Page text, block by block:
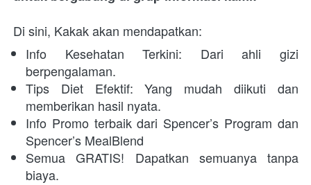
Di sini, Kakak akan mendapatkan:
Info Kesehatan Terkini: Dari ahli gizi
berpengalaman.
Tips Diet Efektif: Yang mudah diikuti dan
memberikan hasil nyata.
Info Promo terbaik dari Spencer’s Program dan
Spencer’s MealBlend
Semua GRATIS! Dapatkan semuanya tanpa
biaya.